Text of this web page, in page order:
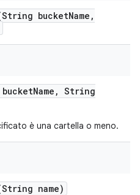
bucketName ,
Name , String
è una cartella o meno.
name)